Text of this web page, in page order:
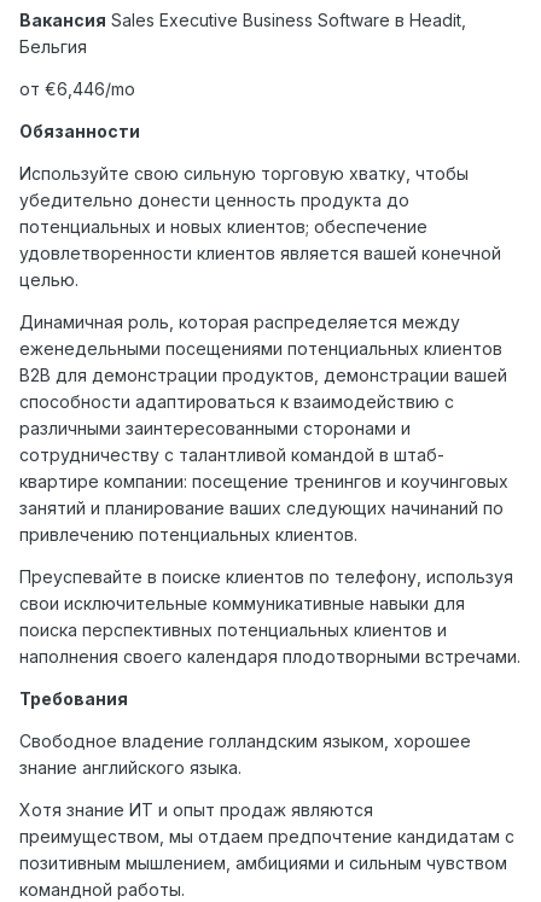
Вакансия Sales Executive Business Software в Headit,
Бельгия
от €6,446/mo
Обязанности
Используйте свою сильную торговую хватку, чтобы
убедительно донести ценность продукта до
потенциальных и новых клиентов; обеспечение
удовлетворенности клиентов является вашей конечной
целью.
Динамичная роль, которая распределяется между
еженедельными посещениями потенциальных клиентов
B2B для демонстрации продуктов, демонстрации вашей
способности адаптироваться к взаимодействию с
различными заинтересованными сторонами и
сотрудничеству с талантливой командой в штаб-
квартире компании: посещение тренингов и коучинговых
занятий и планирование ваших следующих начинаний по
привлечению потенциальных клиентов.
Преуспевайте в поиске клиентов по телефону, используя
свои исключительные коммуникативные навыки для
поиска перспективных потенциальных клиентов и
наполнения своего календаря плодотворными встречами.
Требования
Свободное владение голландским языком, хорошее
знание английского языка.
Хотя знание ИТ и опыт продаж являются
преимуществом, мы отдаем предпочтение кандидатам с
позитивным мышлением, амбициями и сильным чувством
командной работы.